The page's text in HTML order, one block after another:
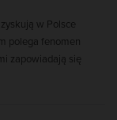
w Polsce
polega fenomen
zapowiadają się